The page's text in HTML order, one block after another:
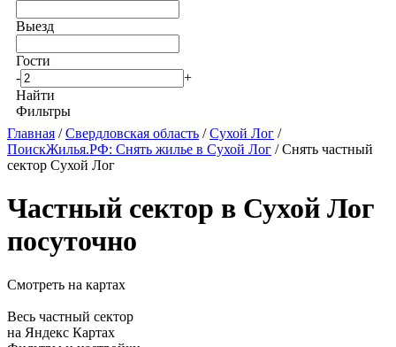
Выезд
Гости
-
+
Найти
Фильтры
Главная /Свердловская область /Сухой Лог /
ПоискЖилья.РФ: Снять жилье в Сухой Лог / Снять частный
сектор Сухой Лог
Частный сектор в Сухой Лог
посуточно
Смотреть на картах
Весь частный сектор
на Яндекс Картах